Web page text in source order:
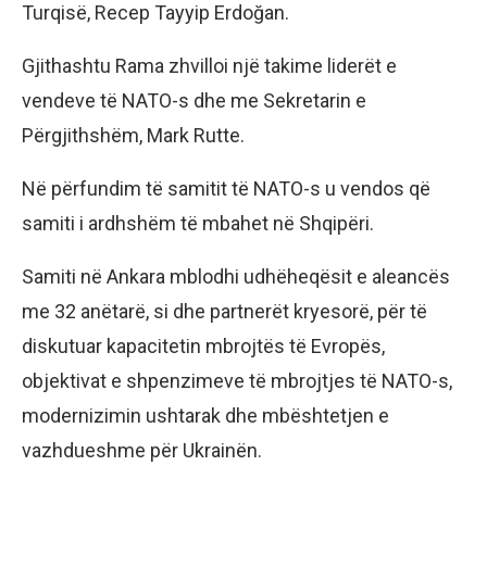
Turqisë, Recep Tayyip Erdoğan.
Gjithashtu Rama zhvilloi një takime liderët e
vendeve të NATO-s dhe me Sekretarin e
Përgjithshëm, Mark Rutte.
Në përfundim të samitit të NATO-s u vendos që
samiti i ardhshëm të mbahet në Shqipëri.
Samiti në Ankara mblodhi udhëheqësit e aleancës
me 32 anëtarë, si dhe partnerët kryesorë, për të
diskutuar kapacitetin mbrojtës të Evropës,
objektivat e shpenzimeve të mbrojtjes të NATO-s,
modernizimin ushtarak dhe mbështetjen e
vazhdueshme për Ukrainën.